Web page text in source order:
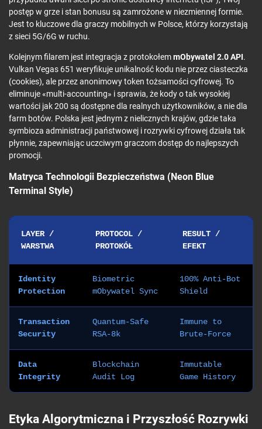
postęp w grze i stan bonusu są zamrożone w niezmiennej formie.
Jest to kluczowe dla graczy mobilnych w Polsce, którzy korzystają
z sieci 5G/6G w ruchu.
Kolejnym filarem jest integracja z protokołemmObywatel 2.0 API.
Vulkan Vegas 651 weryfikuje unikalność kodu nie przez ciasteczka
(cookies), ale przez anonimowy token tożsamości cyfrowej. To
eliminuje «multi-accounting» i sprawia, że kody o tak wysokiej
wartości jak 200 są dostępne dla realnych użytkowników, a nie dla
farm botów. Polska jest jednym z nielicznych krajów, gdzie taka
symbioza administracji państwowej i rozrywki cyfrowej działa tak
płynnie, zapewniając uczciwym graczom dostęp do najlepszych
promocji.
Matryca Technologii Bezpieczeństwa (Neon Blue
Terminal Style)
LAYER /
WARSTWA
PROTOCOL /
PROTOKÓŁ
RESULT /
EFEKT
Identity
Protection
Biometric
mObywatel Sync
100% Anti-Bot
Shield
Transaction
Security
Quantum-Safe
RSA-8k
Immune to
Brute-Force
Data
Integrity
Blockchain
Audit Log
Immutable
Game History
Etyka Algorytmiczna i Przyszłość Rozrywki